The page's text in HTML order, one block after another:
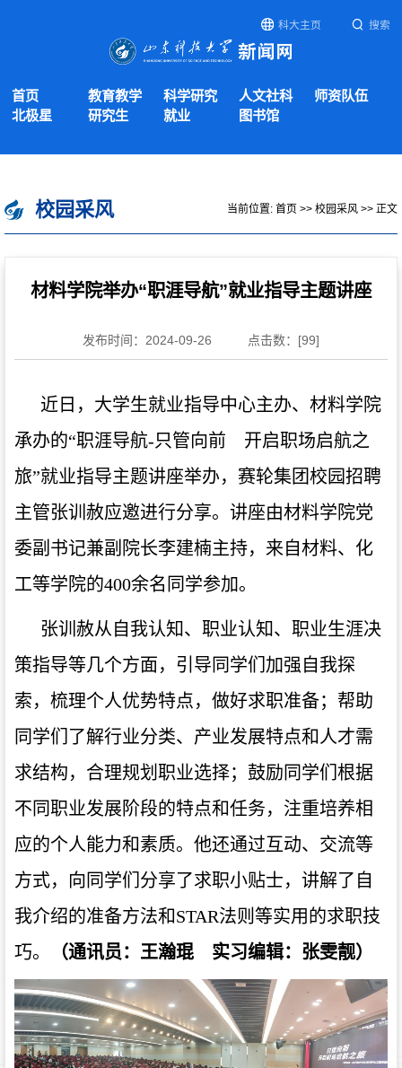
科大主页 搜索
首页 教育教学 科学研究 人文社科
师资队伍
北极星
研究生 就业 图书馆
校园采风 当前位置: 首页 >> 校园采风 >> 正文
材料学院举办“职涯导航”就业指导主题讲座
发布时间：2024-09-26 点击数：[99]
近 日，大学生就业指导中心主办、 材料学院
承办的“职涯导航-只管向前 开启职场启航之
旅”就业指导主题讲座举办，赛轮集团校园招聘
主管张训赦应邀进行分享。 讲座由材料学院党
委副书记兼副院长李建楠主持，来自材料、化
工等学院的400余名同学参加。
张训赦从自我认知、职业认知、职业生涯决
策指导等几个方面，引导同学们加强自我探
索，梳理个人优势特点，做好求职准备；帮助
同学们了解行业分类、产业发展特点和人才需
求结构，合理规划职业选择；鼓励同学们根据
不同职业发展阶段的特点和任务，注重培养相
应的个人能力和素质。他还通过互动、交流等
方式，向同学们分享了求职小贴士，讲解了自
我介绍的准备方法和STAR法则等实用的求职技
巧。
（通讯员：王瀚琨 实习编辑：张雯靓）